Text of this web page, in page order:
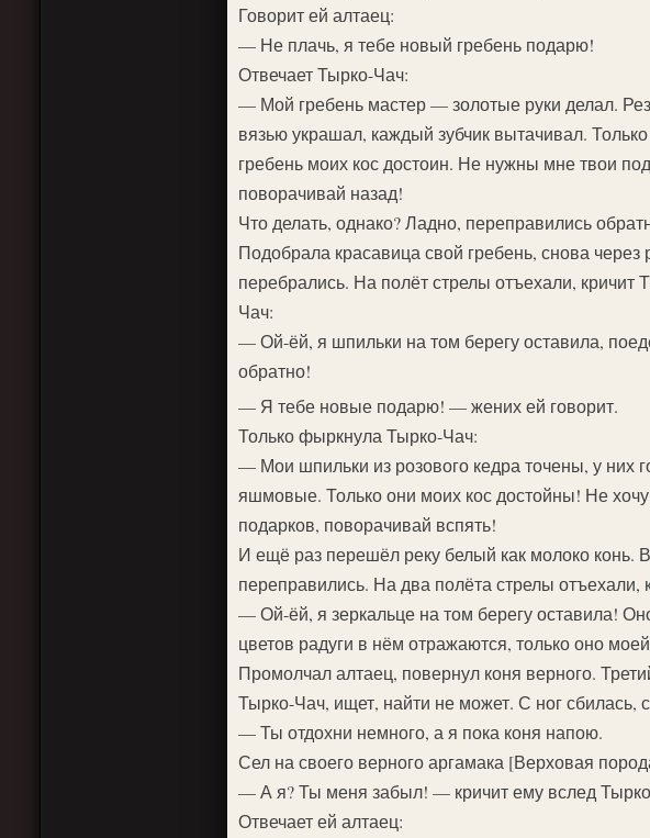
Говорит ей алтаец:
— Не плачь, я тебе новый гребень подарю!
Отвечает Тырко-Чач:
— Мой гребень мастер — золотые руки делал.
вязью украшал, каждый зубчик вытачивал. Только
гребень моих кос достоин. Не нужны мне твои
поворачивай назад!
Что делать, однако? Ладно, переправились
Подобрала красавица свой гребень, снова через
перебрались. На полёт стрелы отъехали, кричит
Чач:
— Ой-ёй, я шпильки на том берегу оставила,
обратно!
— Я тебе новые подарю! — жених ей говорит.
Только фыркнула Тырко-Чач:
— Мои шпильки из розового кедра точены, у них
яшмовые. Только они моих кос достойны! Не
подарков, поворачивай вспять!
И ещё раз перешёл реку белый как молоко конь.
переправились. На два полёта стрелы отъехали,
— Ой-ёй, я зеркальце на том берегу оставила!
цветов радуги в нём отражаются, только оно
Промолчал алтаец, повернул коня верного.
Тырко-Чач, ищет, найти не может. С ног сбилась,
— Ты отдохни немного, а я пока коня напою.
Сел на своего верного аргамака [Верховая
— А я? Ты меня забыл! — кричит ему вслед
Отвечает ей алтаец: